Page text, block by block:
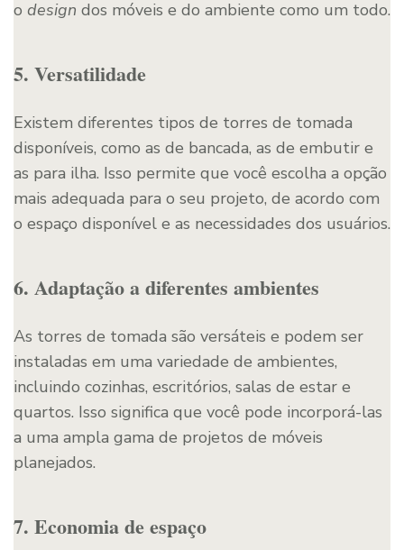
o design dos móveis e do ambiente como um todo.
5. Versatilidade
Existem diferentes tipos de torres de tomada
disponíveis, como as de bancada, as de embutir e
as para ilha. Isso permite que você escolha a opção
mais adequada para o seu projeto, de acordo com
o espaço disponível e as necessidades dos usuários.
6. Adaptação a diferentes ambientes
As torres de tomada são versáteis e podem ser
instaladas em uma variedade de ambientes,
incluindo cozinhas, escritórios, salas de estar e
quartos. Isso significa que você pode incorporá-las
a uma ampla gama de projetos de móveis
planejados.
7. Economia de espaço